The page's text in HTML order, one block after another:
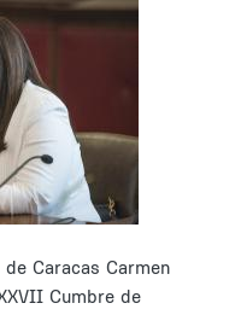
Caracas Carmen
Cumbre de